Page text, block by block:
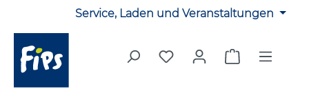
Zum Hauptinhalt springenService, Laden und Veranstaltungen
Du hast 0 Produkte auf
Warenkorb